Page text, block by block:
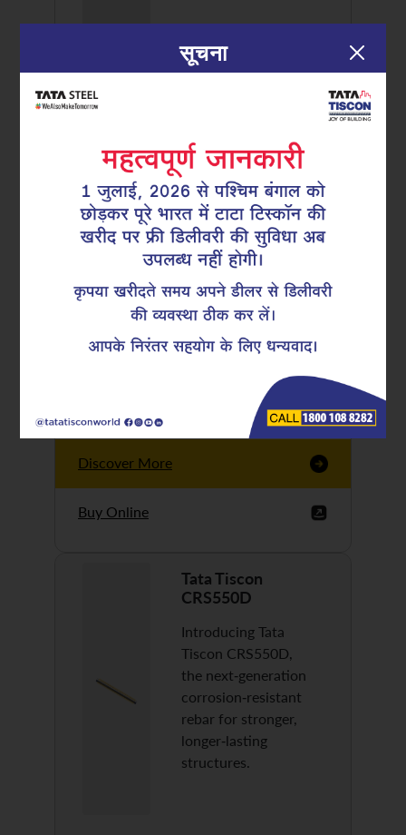
Discover More
Tata Tiscon GFX
Ultima
Tata Tiscon 550SD
are highly accurate
and possess
uniform ridges,
high…
Discover More
Buy Online
Tata Tiscon
CRS550D
Introducing Tata
Tiscon CRS550D,
the next-generation
corrosion-resistant
rebar for stronger,
longer-lasting
structures.
सूचना